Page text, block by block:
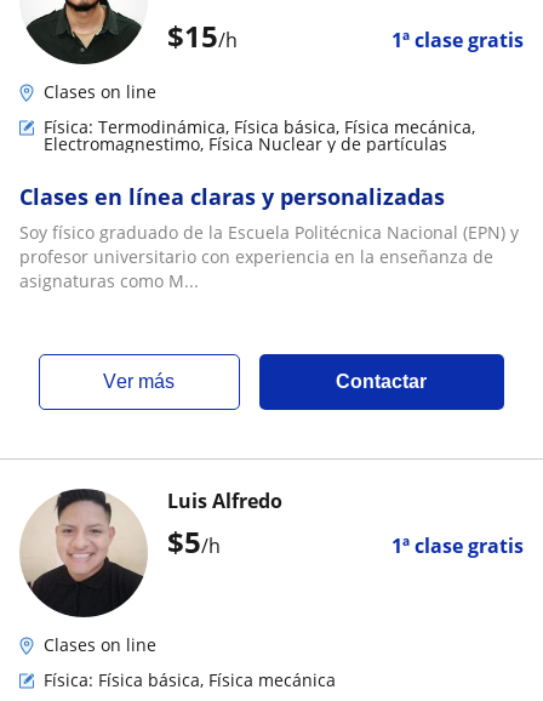
$15/h 1ª clase gratis
Clases on line
Física: Termodinámica, Física básica, Física mecánica,
Electromagnestimo, Física Nuclear y de partículas
Clases en línea claras y personalizadas
Soy físico graduado de la Escuela Politécnica Nacional (EPN) y
profesor universitario con experiencia en la enseñanza de
asignaturas como M...
ver más Contactar
$5/h 1ª clase gratis
Luis Alfredo
Clases on line
Física: Física básica, Física mecánica